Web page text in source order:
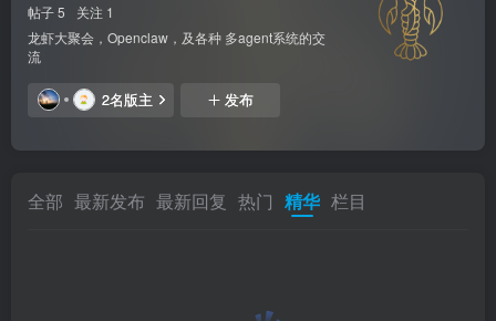
帖子 5
关注 1
龙虾大聚会，Openclaw，及各种 多agent系统的交
流
2名版主 发布
全部 最新发布 最新回复 热门 精华 栏目